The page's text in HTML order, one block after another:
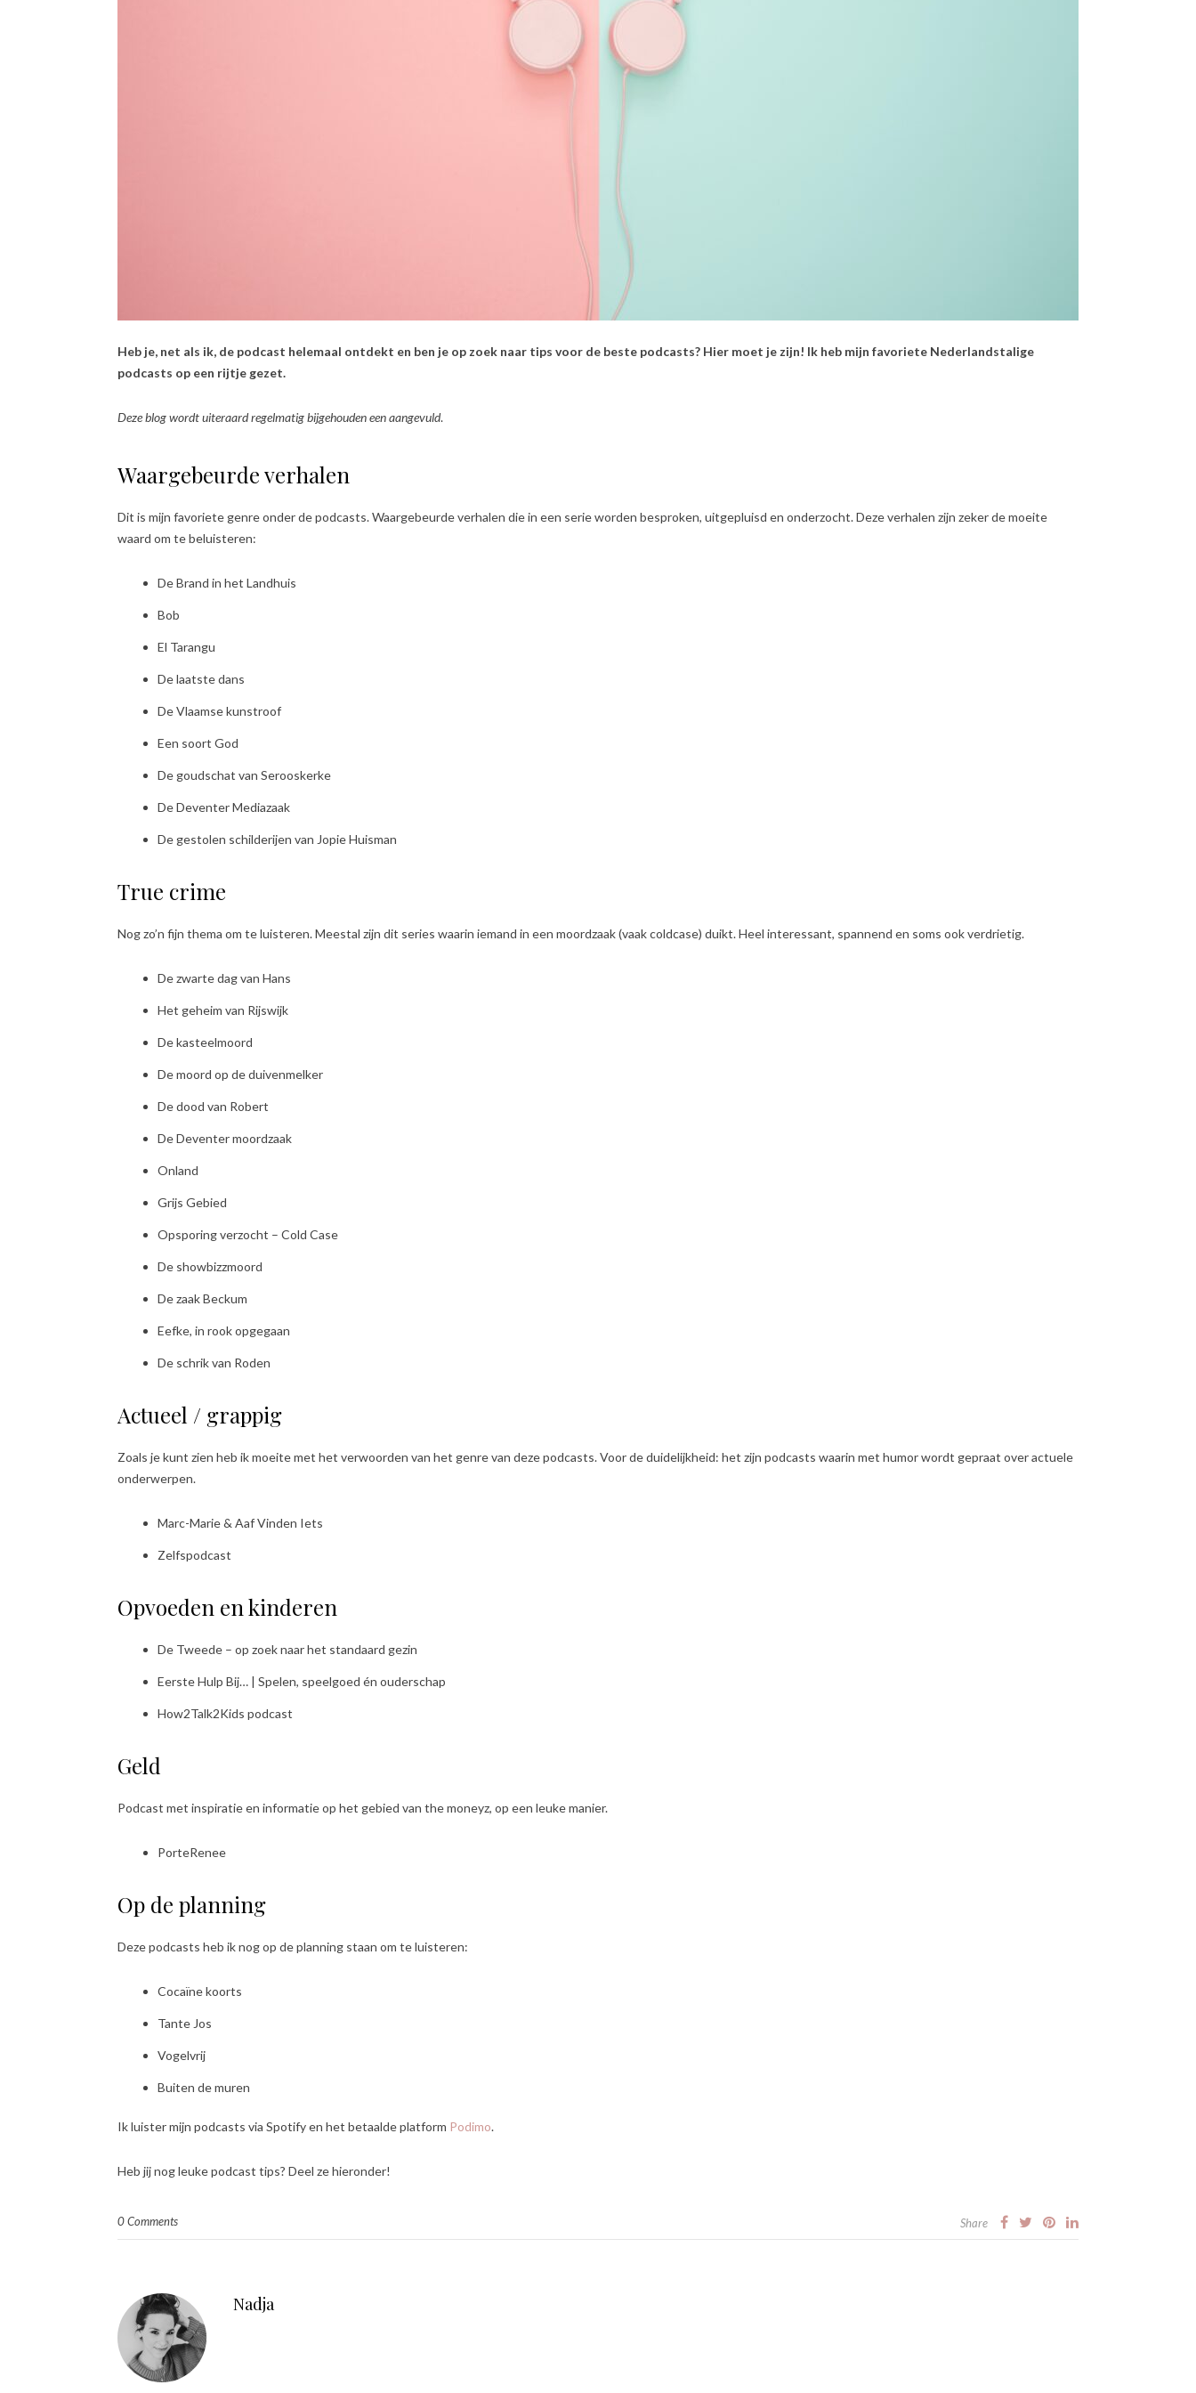
Heb je, net als ik, de podcast helemaal ontdekt en ben je op zoek naar tips voor de beste podcasts? Hier moet je zijn! Ik heb mijn favoriete Nederlandstalige
podcasts op een rijtje gezet.
Deze blog wordt uiteraard regelmatig bijgehouden een aangevuld.
Waargebeurde verhalen
Dit is mijn favoriete genre onder de podcasts. Waargebeurde verhalen die in een serie worden besproken, uitgepluisd en onderzocht. Deze verhalen zijn zeker de moeite
waard om te beluisteren:
De Brand in het Landhuis
Bob
El Tarangu
De laatste dans
De Vlaamse kunstroof
Een soort God
De goudschat van Serooskerke
De Deventer Mediazaak
De gestolen schilderijen van Jopie Huisman
True crime
Nog zo’n fijn thema om te luisteren. Meestal zijn dit series waarin iemand in een moordzaak (vaak coldcase) duikt. Heel interessant, spannend en soms ook verdrietig.
De zwarte dag van Hans
Het geheim van Rijswijk
De kasteelmoord
De moord op de duivenmelker
De dood van Robert
De Deventer moordzaak
Onland
Grijs Gebied
Opsporing verzocht – Cold Case
De showbizzmoord
De zaak Beckum
Eefke, in rook opgegaan
De schrik van Roden
Actueel / grappig
Zoals je kunt zien heb ik moeite met het verwoorden van het genre van deze podcasts. Voor de duidelijkheid: het zijn podcasts waarin met humor wordt gepraat over actuele
onderwerpen.
Marc-Marie & Aaf Vinden Iets
Zelfspodcast
Opvoeden en kinderen
De Tweede – op zoek naar het standaard gezin
Eerste Hulp Bij… | Spelen, speelgoed én ouderschap
How2Talk2Kids podcast
Geld
Podcast met inspiratie en informatie op het gebied van the moneyz, op een leuke manier.
PorteRenee
Op de planning
Deze podcasts heb ik nog op de planning staan om te luisteren:
Cocaïne koorts
Tante Jos
Vogelvrij
Buiten de muren
Ik luister mijn podcasts via Spotify en het betaalde platform Podimo.
Heb jij nog leuke podcast tips? Deel ze hieronder!
0 Comments Share
Nadja